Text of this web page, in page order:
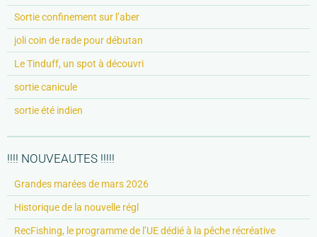
Sortie confinement sur l’aber
joli coin de rade pour débutan
Le Tinduff, un spot à découvri
sortie canicule
sortie été indien
!!!! NOUVEAUTES !!!!!
Grandes marées de mars 2026
Historique de la nouvelle régl
RecFishing, le programme de l’UE dédié à la pêche récréative